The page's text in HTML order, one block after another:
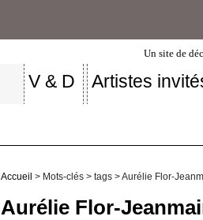
Un site de
V & D Artistes
Accueil > Mots-clés > tags > Aurélie Flor-
Aurélie Flor-